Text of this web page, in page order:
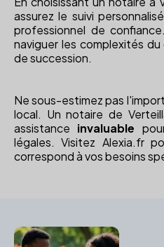
assurez le suivi
professionnel de
naviguer les complexités du
de succession.
Ne sous-estimez pas
local. Un notaire de
assistance invaluable
légales. Visitez Alexia.fr
correspond à vos besoins